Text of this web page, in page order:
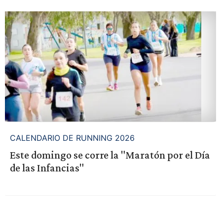
CALENDARIO DE RUNNING 2026
Este domingo se corre la "Maratón por el Día
de las Infancias"